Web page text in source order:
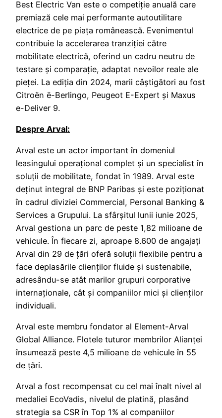
Best Electric Van este o competiție anuală care
premiază cele mai performante autoutilitare
electrice de pe piața românească. Evenimentul
contribuie la accelerarea tranziției către
mobilitate electrică, oferind un cadru neutru de
testare și comparație, adaptat nevoilor reale ale
pieței. La ediția din 2024, marii câștigători au fost
Citroën ë-Berlingo, Peugeot E-Expert și Maxus
e-Deliver 9.
Despre Arval:
Arval este un actor important în domeniul
leasingului operațional complet și un specialist în
soluții de mobilitate, fondat în 1989. Arval este
deținut integral de BNP Paribas și este poziționat
în cadrul diviziei Commercial, Personal Banking &
Services a Grupului. La sfârșitul lunii iunie 2025,
Arval gestiona un parc de peste 1,82 milioane de
vehicule. În fiecare zi, aproape 8.600 de angajați
Arval din 29 de țări oferă soluții flexibile pentru a
face deplasările clienților fluide și sustenabile,
adresându-se atât marilor grupuri corporative
internaționale, cât și companiilor mici și clienților
individuali.
Arval este membru fondator al Element-Arval
Global Alliance. Flotele tuturor membrilor Alianței
însumează peste 4,5 milioane de vehicule în 55
de țări.
Arval a fost recompensat cu cel mai înalt nivel al
medaliei EcoVadis, nivelul de platină, plasând
strategia sa CSR în Top 1% al companiilor